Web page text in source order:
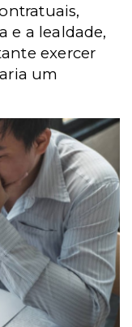
e a lealdade,
exercer
um